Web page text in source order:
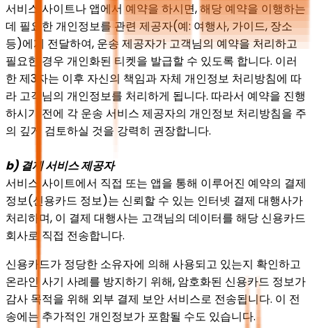
서비스 사이트나 앱에서 예약을 하시면, 해당 예약을 이행하는
데 필요한 개인정보를 관련 제공자(예: 여행사, 가이드, 장소
등)에게 전달하여, 운송 제공자가 고객님의 예약을 처리하고
필요한 경우 개인화된 티켓을 발급할 수 있도록 합니다. 이러
한 제3자는 이후 자신의 책임과 자체 개인정보 처리방침에 따
라 고객님의 개인정보를 처리하게 됩니다. 따라서 예약을 진행
하시기 전에 각 운송 서비스 제공자의 개인정보 처리방침을 주
의 깊게 검토하실 것을 강력히 권장합니다.
b) 결제 서비스 제공자
서비스 사이트에서 직접 또는 앱을 통해 이루어진 예약의 결제
정보(신용카드 정보)는 신뢰할 수 있는 인터넷 결제 대행사가
처리하며, 이 결제 대행사는 고객님의 데이터를 해당 신용카드
회사로 직접 전송합니다.
신용카드가 정당한 소유자에 의해 사용되고 있는지 확인하고
온라인 사기 사례를 방지하기 위해, 암호화된 신용카드 정보가
감사 목적을 위해 외부 결제 보안 서비스로 전송됩니다. 이 전
송에는 추가적인 개인정보가 포함될 수도 있습니다.